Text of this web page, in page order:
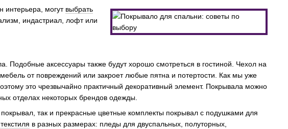
интерьера, могут выбрать
индастриал, лофт или
Подобные аксессуары также будут хорошо смотреться в гостиной. Чехол на
от повреждений или закроет любые пятна и потертости. Как мы уже
это чрезвычайно практичный декоративный элемент. Покрывала можно
отделах некоторых брендов одежды.
так и прекрасные цветные комплекты покрывал с подушками для
в разных размерах: пледы для двуспальных, полуторных,